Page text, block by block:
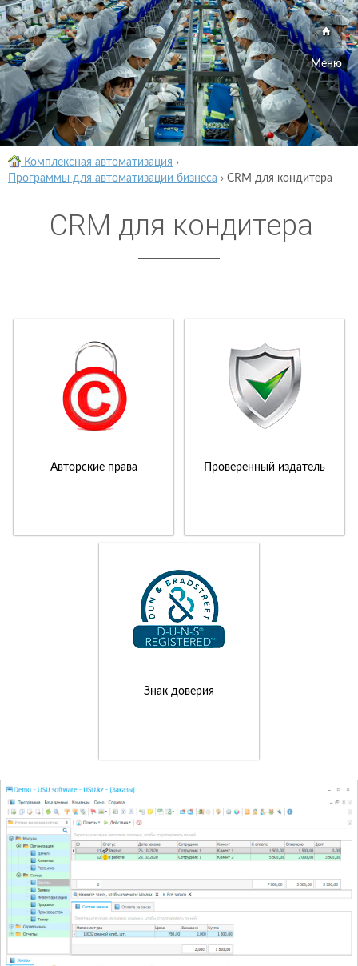
Меню
Комплексная автоматизация ›
Программы для автоматизации бизнеса › CRM для кондитера
CRM для кондитера
Авторские права Проверенный издатель
Знак доверия